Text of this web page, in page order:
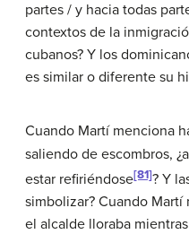
partes / y hacia todas
contextos de la
cubanos? Y los
es similar o diferente su
Cuando Martí menciona
saliendo de escombros,
estar refiriéndose[81]? Y
simbolizar? Cuando
el alcalde lloraba